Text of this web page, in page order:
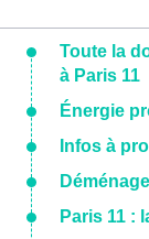
Toute la
à Paris 11
Énergie
Infos à
Paris 11 :